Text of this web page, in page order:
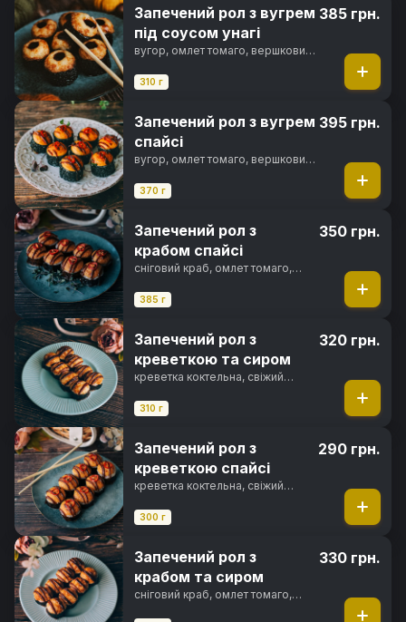
Запечений рол з вугрем
під соусом унагі
вугор, омлет томаго, вершковий
майонез, чорнила каракатиці,
310 г
385 грн.
Запечений рол з вугрем
спайсі
вугор, омлет томаго, вершковий
каракатиці, фірмовий соус,
370 г
395 грн.
Запечений рол з
крабом спайсі
сніговий краб, омлет томаго,
соус, спайсі соус, фірмовий
385 г
350 грн.
Запечений рол з
креветкою та сиром
креветка коктельна, свіжий
пармезан, японський майонез,
310 г
320 грн.
Запечений рол з
креветкою спайсі
креветка коктельна, свіжий
соус, фірмовий соус, перець
300 г
290 грн.
Запечений рол з
крабом та сиром
сніговий краб, омлет томаго,
330 грн.